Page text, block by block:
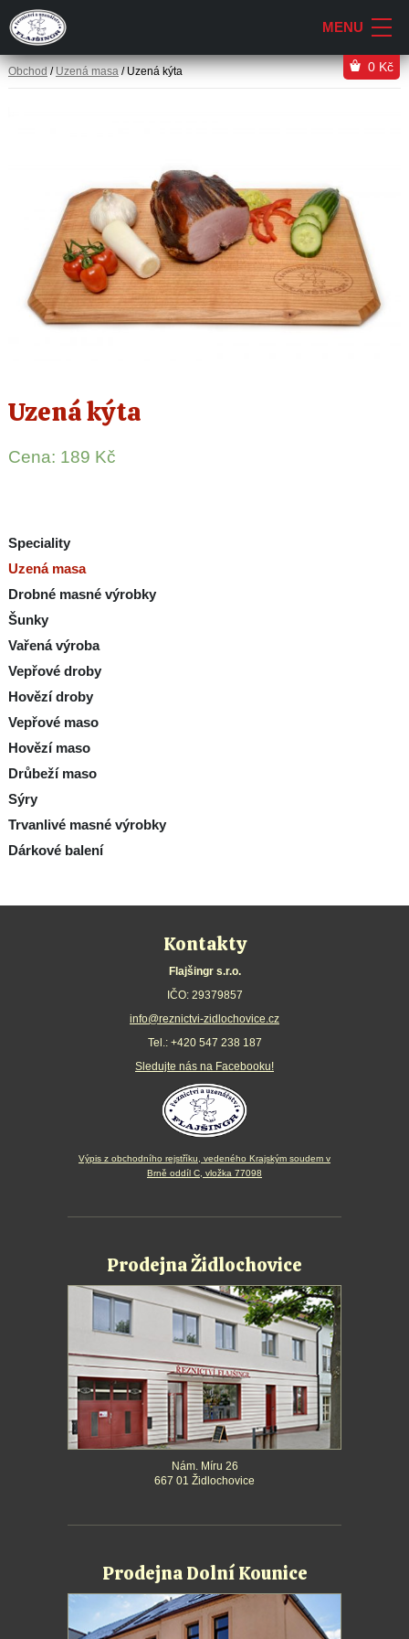
0 Kč
Speciality
Uzená masa
Drobné masné výrobky
Šunky
Vařená výroba
Vepřové droby
Hovězí droby
Vepřové maso
Hovězí maso
Drůbeží maso
Sýry
Trvanlivé masné výrobky
Dárkové balení
Obchod/Uzená masa/ Uzená kýta
Uzená kýta
Cena: 189 Kč
Kontakty
Flajšingr s.r.o.
IČO: 29379857
info@reznictvi-zidlochovice.cz
Tel.: +420 547 238 187
Sledujte nás na Facebooku!
Výpis z obchodního rejstříku, vedeného Krajským soudem v
Brně oddíl C, vložka 77098
Prodejna Židlochovice
Nám. Míru 26
667 01 Židlochovice
Prodejna Dolní Kounice